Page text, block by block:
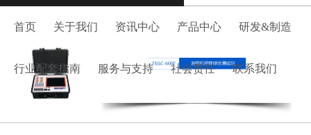
首页 关于我们 资讯中心 产品中心 研发&制造
行业配套指南 服务与支持 社会责任 联系我们